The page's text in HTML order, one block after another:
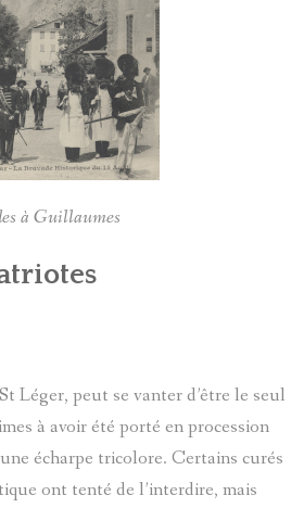
à Guillaumes
Léger, peut se vanter d’être le seul
à avoir été porté en procession
écharpe tricolore. Certains curés
ont tenté de l’interdire, mais